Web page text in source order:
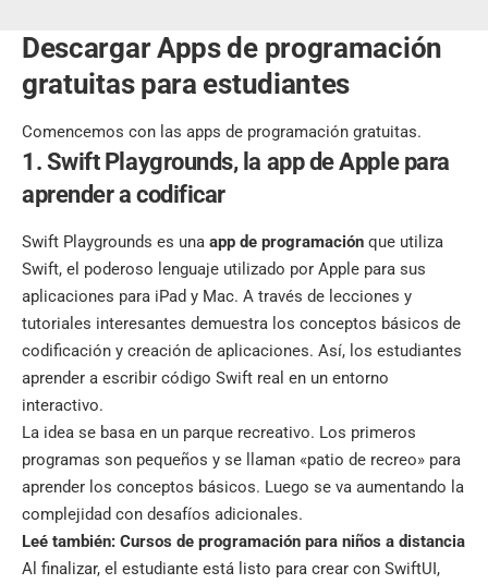
Descargar Apps de programación
gratuitas para estudiantes
Comencemos con las apps de programación gratuitas.
1. Swift Playgrounds, la app de Apple para
aprender a codificar
Swift Playgrounds es una app de programación que utiliza
Swift, el poderoso lenguaje utilizado por Apple para sus
aplicaciones para iPad y Mac. A través de lecciones y
tutoriales interesantes demuestra los conceptos básicos de
codificación y creación de aplicaciones. Así, los estudiantes
aprender a escribir código Swift real en un entorno
interactivo.
La idea se basa en un parque recreativo. Los primeros
programas son pequeños y se llaman «patio de recreo» para
aprender los conceptos básicos. Luego se va aumentando la
complejidad con desafíos adicionales.
Leé también: Cursos de programación para niños a distancia
Al finalizar, el estudiante está listo para crear con SwiftUI,